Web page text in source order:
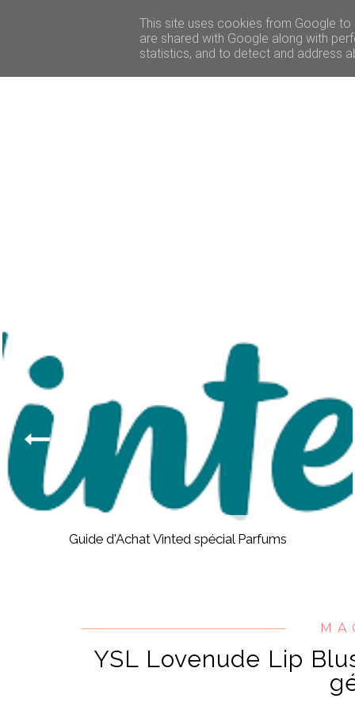
BEAUTÉ VOYAGE
Guide d'Achat Vinted spécial Parfums
YSL Lovenude Lip
This site uses cookies from Google
are shared with Google along with
statistics, and to detect and address